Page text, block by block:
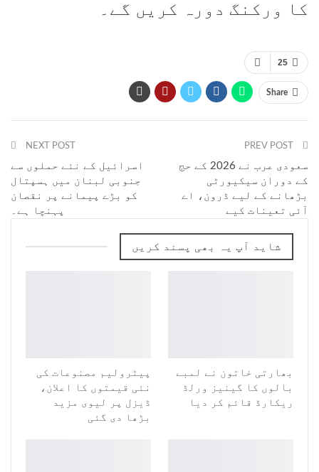
کا ورکنگ دورہ کریں گے۔
25
Share
سعودی عرب نے 2026 کے حج
کے دوران سیکیورٹی
بڑھانے کے لیے ڈرون، اے
آئی تعینات کیے
NEXT POST
اسرائیل کے نئے حملوں سے
جنوبی لبنان میں ہسپتال
کو بڑے پیمانے پر نقصان
پہنچا ہے۔
شاید آپ یہ بھی پسند کریں
بھارتی خاتون نے لمبے
بالوں کا گینیز ورلڈ
ریکارڈ قائم کر دیا
پیٹرولیم مصنوعات کی
نئی قیمتوں کا اعلان،
ڈیزل پر لیوی مزید
بڑھا دی گئی